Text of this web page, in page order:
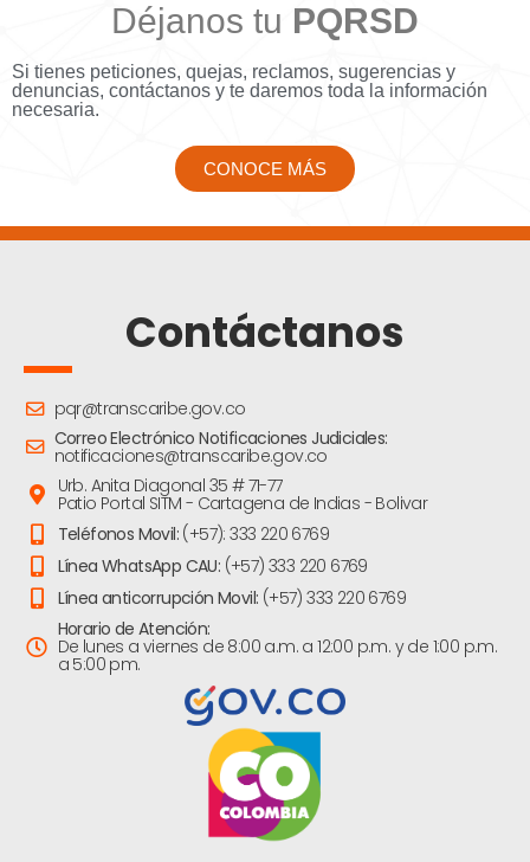
Déjanos tu PQRSD
Si tienes peticiones, quejas, reclamos, sugerencias y
denuncias, contáctanos y te daremos toda la información
necesaria.
CONOCE MÁS
Contáctanos
pqr@transcaribe.gov.co
Correo Electrónico Notificaciones Judiciales:
notificaciones@transcaribe.gov.co
Urb. Anita Diagonal 35 # 71-77
Patio Portal SITM - Cartagena de Indias - Bolivar
Teléfonos Movil: (+57): 333 220 6769
Línea WhatsApp CAU: (+57) 333 220 6769
Línea anticorrupción Movil: (+57) 333 220 6769
Horario de Atención:
De lunes a viernes de 8:00 a.m. a 12:00 p.m. y de 1:00 p.m.
a 5:00 pm.